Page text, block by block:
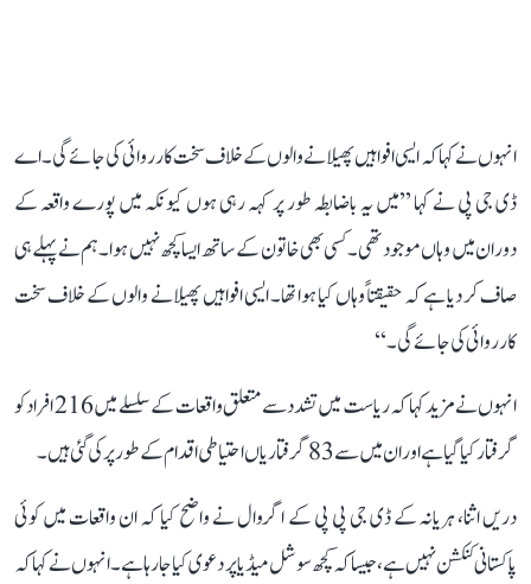
انہوں نے کہا کہ ایسی افواہیں پھیلانے والوں کے خلاف سخت کارروائی کی جائے گی۔ اے
ڈی جی پی نے کہا ’’میں یہ باضابطہ طور پر کہہ رہی ہوں کیونکہ میں پورے واقعہ کے
دوران میں وہاں موجود تھی۔ کسی بھی خاتون کے ساتھ ایسا کچھ نہیں ہوا۔ ہم نے پہلے ہی
صاف کر دیا ہے کہ حقیقتاً وہاں کیا ہوا تھا۔ ایسی افواہیں پھیلانے والوں کے خلاف سخت
کارروائی کی جائے گی۔‘‘
انہوں نے مزید کہا کہ ریاست میں تشدد سے متعلق واقعات کے سلسلے میں 216 افراد کو
گرفتار کیا گیا ہے اور ان میں سے 83 گرفتاریاں احتیاطی اقدام کے طور پر کی گئی ہیں۔
دریں اثنا، ہریانہ کے ڈی جی پی پی کے اگروال نے واضح کیا کہ ان واقعات میں کوئی
پاکستانی کنکشن نہیں ہے، جیسا کہ کچھ سوشل میڈیا پر دعوی کیا جا رہا ہے۔ انہوں نے کہا کہ